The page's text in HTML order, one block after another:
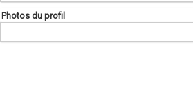
Photos du profil